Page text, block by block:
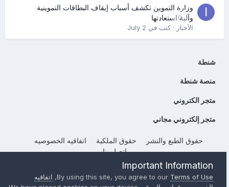
0
وزارة التموين تكشف أسباب إيقاف البطاقات التموينية
وآلية استعادتها
الأخبار· كتب في July 2
شنطة
منصة شنطة
متجر الكتروني
متجر إلكتروني مجاني
حقوق الطبع والنشر حقوق الملكية
اتفاقيه الخصوصيه
إتصل بنا
Powered by Invision CommunityImportant Information
By using this site, you agree to ourTerms of Use
, اتفاقيه